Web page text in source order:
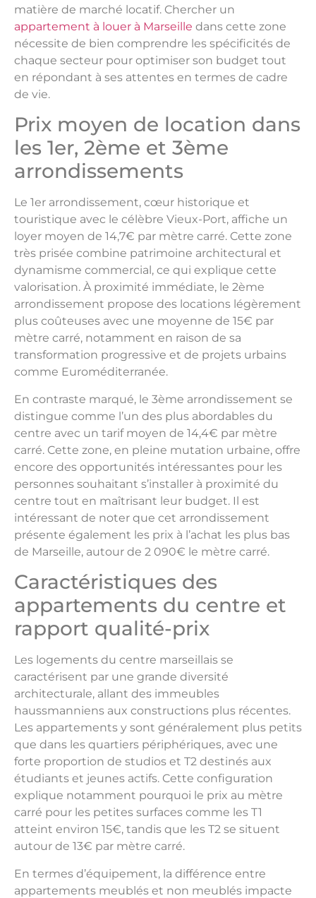
matière de marché locatif. Chercher un
appartement à louer à Marseille dans cette zone
nécessite de bien comprendre les spécificités de
chaque secteur pour optimiser son budget tout
en répondant à ses attentes en termes de cadre
de vie.
Prix moyen de location dans
les 1er, 2ème et 3ème
arrondissements
Le 1er arrondissement, cœur historique et
touristique avec le célèbre Vieux-Port, affiche un
loyer moyen de 14,7€ par mètre carré. Cette zone
très prisée combine patrimoine architectural et
dynamisme commercial, ce qui explique cette
valorisation. À proximité immédiate, le 2ème
arrondissement propose des locations légèrement
plus coûteuses avec une moyenne de 15€ par
mètre carré, notamment en raison de sa
transformation progressive et de projets urbains
comme Euroméditerranée.
En contraste marqué, le 3ème arrondissement se
distingue comme l’un des plus abordables du
centre avec un tarif moyen de 14,4€ par mètre
carré. Cette zone, en pleine mutation urbaine, offre
encore des opportunités intéressantes pour les
personnes souhaitant s’installer à proximité du
centre tout en maîtrisant leur budget. Il est
intéressant de noter que cet arrondissement
présente également les prix à l’achat les plus bas
de Marseille, autour de 2 090€ le mètre carré.
Caractéristiques des
appartements du centre et
rapport qualité-prix
Les logements du centre marseillais se
caractérisent par une grande diversité
architecturale, allant des immeubles
haussmanniens aux constructions plus récentes.
Les appartements y sont généralement plus petits
que dans les quartiers périphériques, avec une
forte proportion de studios et T2 destinés aux
étudiants et jeunes actifs. Cette configuration
explique notamment pourquoi le prix au mètre
carré pour les petites surfaces comme les T1
atteint environ 15€, tandis que les T2 se situent
autour de 13€ par mètre carré.
En termes d’équipement, la différence entre
appartements meublés et non meublés impacte